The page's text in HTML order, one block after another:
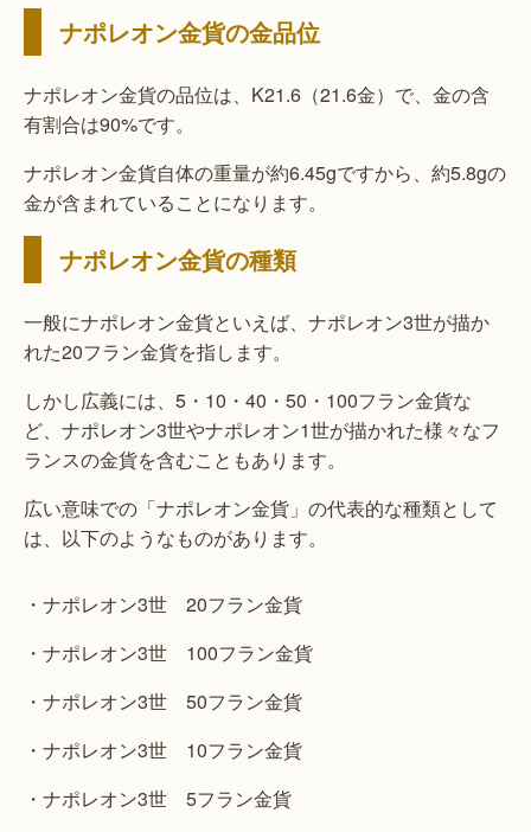
ナポレオン金貨の金品位
ナポレオン金貨の品位は、K21.6（21.6金）で、金の含
有割合は90%です。
ナポレオン金貨自体の重量が約6.45gですから、約5.8gの
金が含まれていることになります。
ナポレオン金貨の種類
一般にナポレオン金貨といえば、ナポレオン3世が描か
れた20フラン金貨を指します。
しかし広義には、5・10・40・50・100フラン金貨な
ど、ナポレオン3世やナポレオン1世が描かれた様々なフ
ランスの金貨を含むこともあります。
広い意味での「ナポレオン金貨」の代表的な種類として
は、以下のようなものがあります。
・ナポレオン3世 20フラン金貨
・ナポレオン3世 100フラン金貨
・ナポレオン3世 50フラン金貨
・ナポレオン3世 10フラン金貨
・ナポレオン3世 5フラン金貨